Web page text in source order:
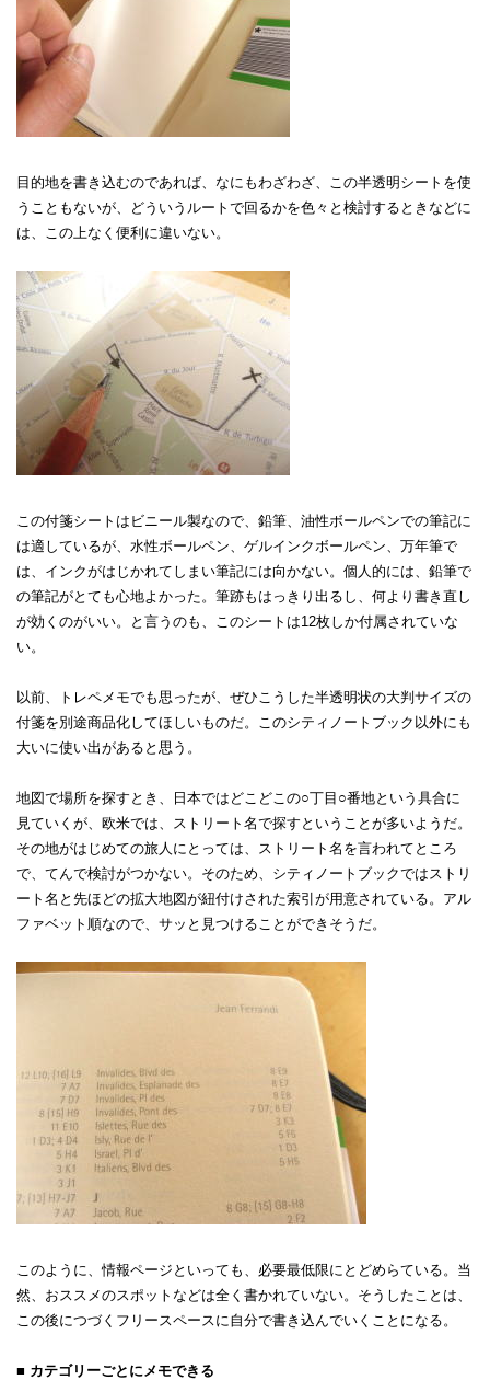
目的地を書き込むのであれば、なにもわざわざ、この半透明シートを使
うこともないが、どういうルートで回るかを色々と検討するときなどに
は、この上なく便利に違いない。
この付箋シートはビニール製なので、鉛筆、油性ボールペンでの筆記に
は適しているが、水性ボールペン、ゲルインクボールペン、万年筆で
は、インクがはじかれてしまい筆記には向かない。個人的には、鉛筆で
の筆記がとても心地よかった。筆跡もはっきり出るし、何より書き直し
が効くのがいい。と言うのも、このシートは12枚しか付属されていな
い。
以前、トレペメモでも思ったが、ぜひこうした半透明状の大判サイズの
付箋を別途商品化してほしいものだ。このシティノートブック以外にも
大いに使い出があると思う。
地図で場所を探すとき、日本ではどこどこの○丁目○番地という具合に
見ていくが、欧米では、ストリート名で探すということが多いようだ。
その地がはじめての旅人にとっては、ストリート名を言われてところ
で、てんで検討がつかない。そのため、シティノートブックではストリ
ート名と先ほどの拡大地図が紐付けされた索引が用意されている。アル
ファベット順なので、サッと見つけることができそうだ。
このように、情報ページといっても、必要最低限にとどめらている。当
然、おススメのスポットなどは全く書かれていない。そうしたことは、
この後につづくフリースペースに自分で書き込んでいくことになる。
■ カテゴリーごとにメモできる